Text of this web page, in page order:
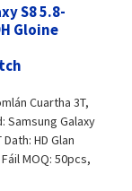
S8 5.8-
Gloine
Cuartha 3T,
Samsung Galaxy
HD Glan
MOQ: 50pcs,